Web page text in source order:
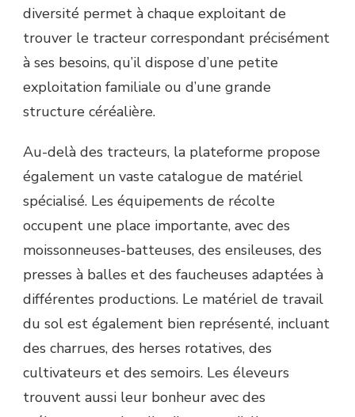
diversité permet à chaque exploitant de
trouver le tracteur correspondant précisément
à ses besoins, qu’il dispose d’une petite
exploitation familiale ou d’une grande
structure céréalière.
Au-delà des tracteurs, la plateforme propose
également un vaste catalogue de matériel
spécialisé. Les équipements de récolte
occupent une place importante, avec des
moissonneuses-batteuses, des ensileuses, des
presses à balles et des faucheuses adaptées à
différentes productions. Le matériel de travail
du sol est également bien représenté, incluant
des charrues, des herses rotatives, des
cultivateurs et des semoirs. Les éleveurs
trouvent aussi leur bonheur avec des